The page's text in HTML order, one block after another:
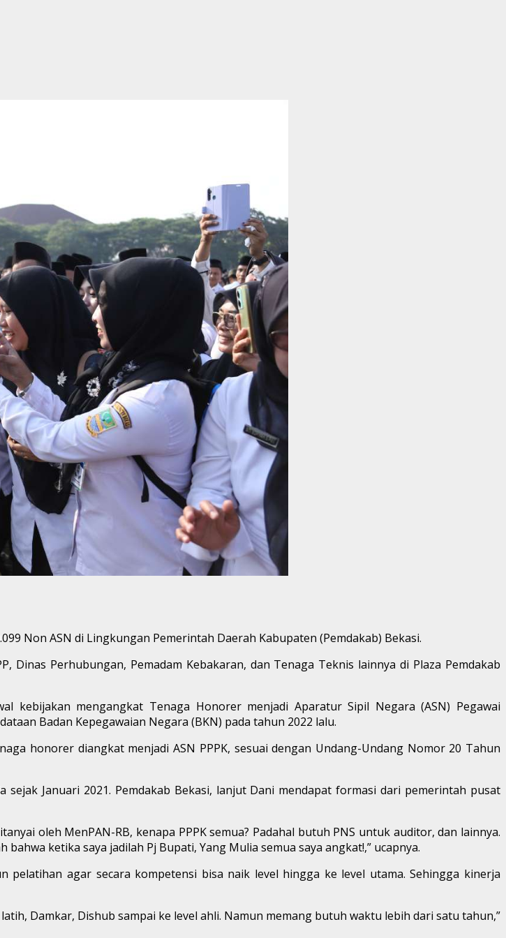
Non ASN di Lingkungan Pemerintah Daerah Kabupaten (Pemdakab) Bekasi.
Dinas Perhubungan, Pemadam Kebakaran, dan Tenaga Teknis lainnya di Plaza Pemdakab
kebijakan mengangkat Tenaga Honorer menjadi Aparatur Sipil Negara (ASN) Pegawai
Badan Kepegawaian Negara (BKN) pada tahun 2022 lalu.
honorer diangkat menjadi ASN PPPK, sesuai dengan Undang-Undang Nomor 20 Tahun
Januari 2021. Pemdakab Bekasi, lanjut Dani mendapat formasi dari pemerintah pusat
oleh MenPAN-RB, kenapa PPPK semua? Padahal butuh PNS untuk auditor, dan lainnya.
ketika saya jadilah Pj Bupati, Yang Mulia semua saya angkat!,” ucapnya.
agar secara kompetensi bisa naik level hingga ke level utama. Sehingga kinerja
Damkar, Dishub sampai ke level ahli. Namun memang butuh waktu lebih dari satu tahun,”